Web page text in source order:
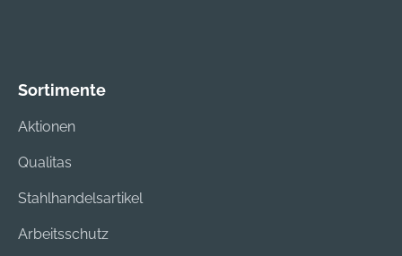
Sortimente
Aktionen
Qualitas
Stahlhandelsartikel
Arbeitsschutz